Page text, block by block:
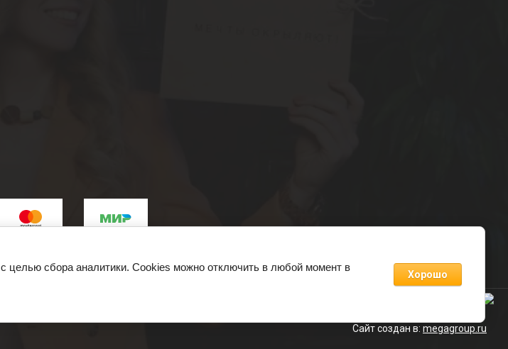
Сайт создан в: megagroup.ru
с целью сбора аналитики. Cookies можно отключить в любой момент в
Хорошо